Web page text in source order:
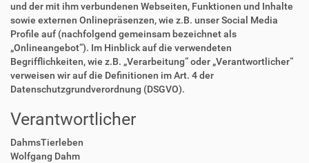
und der mit ihm verbundenen Webseiten, Funktionen und Inhalte
sowie externen Onlinepräsenzen, wie z.B. unser Social Media
Profile auf (nachfolgend gemeinsam bezeichnet als
„Onlineangebot“). Im Hinblick auf die verwendeten
Begrifflichkeiten, wie z.B. „Verarbeitung“ oder „Verantwortlicher“
verweisen wir auf die Definitionen im Art. 4 der
Datenschutzgrundverordnung (DSGVO).
Verantwortlicher
DahmsTierleben
Wolfgang Dahm